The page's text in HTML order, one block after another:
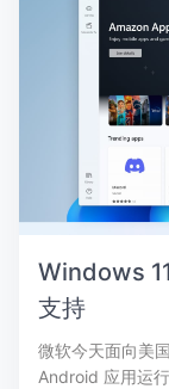
Windows
支持
微软今天面向美
Android 应用运